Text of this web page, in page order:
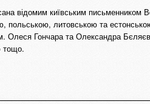
відомим київським
польською, литовською та
Олеся Гончара та Олександра
тощо.